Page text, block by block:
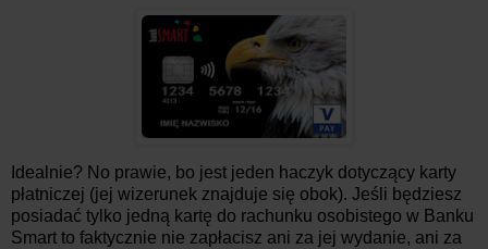
Idealnie? No prawie, bo jest jeden haczyk dotyczący karty
płatniczej (jej wizerunek znajduje się obok). Jeśli będziesz
posiadać tylko jedną kartę do rachunku osobistego w Banku
Smart to faktycznie nie zapłacisz ani za jej wydanie, ani za